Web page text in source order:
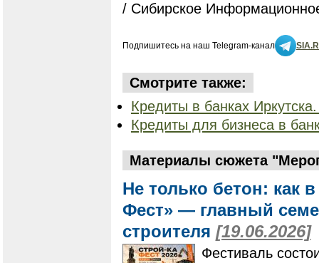
/ Сибирское
Подпишитесь на наш Telegram-канал
Смотрите также:
Кредиты в банках
Кредиты для бизнеса в
Материалы сюжета
Не только бетон: как
Фест» — главный
строителя [19.06.2026]
Фестиваль